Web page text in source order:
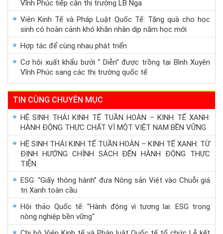
Vĩnh Phúc tiếp cận thị trường LB Nga
Viện Kinh Tế và Pháp Luật Quốc Tế: Tặng quà cho học
sinh có hoàn cảnh khó khăn nhân dịp năm học mới
Hợp tác để cùng nhau phát triển
Cơ hội xuất khẩu bưởi “ Diễn” được trồng tại Bình Xuyên
Vĩnh Phúc sang các thị trường quốc tế
TIN CÙNG CHUYÊN MỤC
HỆ SINH THÁI KINH TẾ TUẦN HOÀN – KINH TẾ XANH:
HÀNH ĐỘNG THỰC CHẤT VÌ MỘT VIỆT NAM BỀN VỮNG
HỆ SINH THÁI KINH TẾ TUẦN HOÀN – KINH TẾ XANH: TỪ
ĐỊNH HƯỚNG CHÍNH SÁCH ĐẾN HÀNH ĐỘNG THỰC
TIỄN
ESG: “Giấy thông hành” đưa Nông sản Việt vào Chuỗi giá
trị Xanh toàn cầu
Hội thảo Quốc tế: "Hành động vì tương lai: ESG trong
nông nghiệp bền vững"